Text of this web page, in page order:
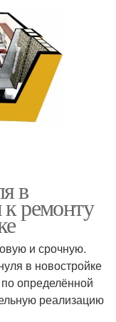
в
ремонту
и срочную.
в новостройке
определённой
реализацию